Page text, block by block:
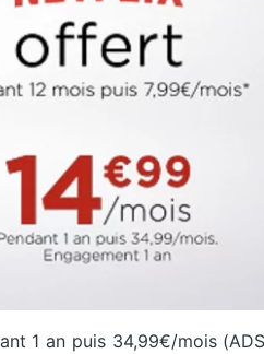
1 an puis 34,99€/mois